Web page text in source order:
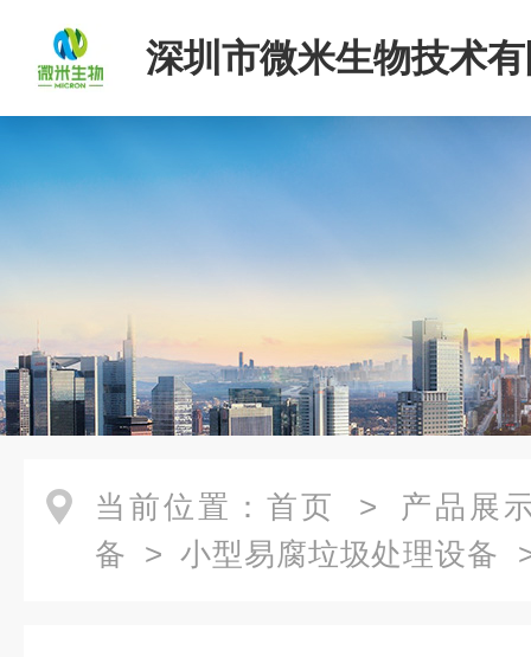
深圳市微米生物技术
当前位置： 首页 > 产品展
备 > 小型易腐垃圾处理设备